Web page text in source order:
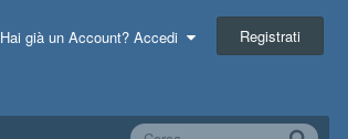
Hai già un Account? Accedi Registrati